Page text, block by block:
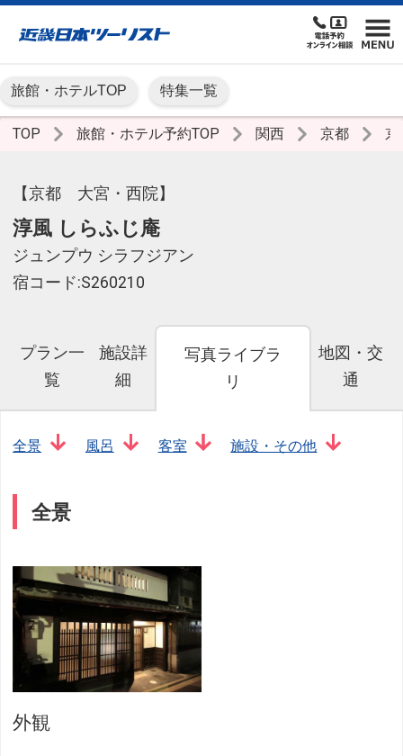
旅館・ホテルTOP 特集一覧
TOP 旅館・ホテル予約TOP 関西 京都 京
【京都 大宮・西院】
淳風 しらふじ庵
ジュンプウ シラフジアン
宿コード:S260210
プラン一
覧
施設詳
細
写真ライブラ
リ
地図・交
通
全景 風呂 客室 施設・その他
全景
外観